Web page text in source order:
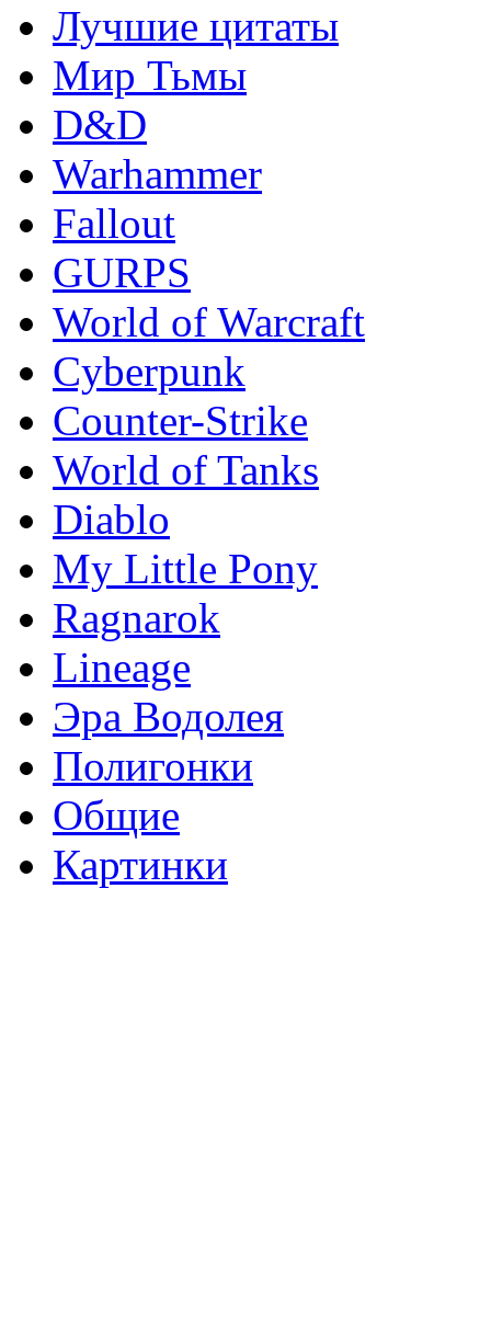
Лучшие цитаты
Мир Тьмы
D&D
Warhammer
Fallout
GURPS
World of Warcraft
Сyberpunk
Counter-Strike
World of Tanks
Diablo
My Little Pony
Ragnarok
Lineage
Эра Водолея
Полигонки
Общие
Картинки